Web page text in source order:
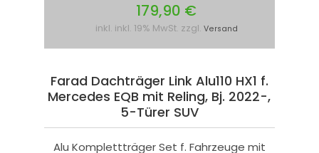
179,90 €
inkl. inkl. 19% MwSt. zzgl. Versand
Farad Dachträger Link Alu110 HX1 f.
Mercedes EQB mit Reling, Bj. 2022-,
5-Türer SUV
Alu Komplettträger Set f. Fahrzeuge mit